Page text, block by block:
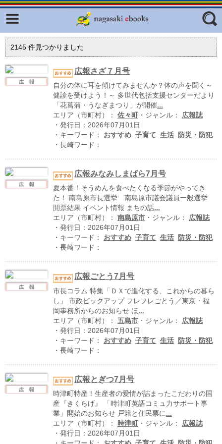
ジャンル
エリア
2145件見つかりました
広報さざ７月号
自分の体に耳を傾けてみませんか？体の声を聞く～
健診を受けよう！～ 多世代包括支援センターだより
「花菖蒲・うなぎまつり」が開催...
エリア（市町村）： 佐々町 ・ジャンル： 広報誌
・発行日：2026年07月01日
・キーワード： おすすめ 子育て 生活
防災・防犯
・長崎ワード：
広報みなみしまばら7月号
夏本番！そうめんを食べたくなる季節がやってき
た！ 南島原市長選挙 南島原市議会議員一般選挙
開票結果 イベント情報 まちの話...
エリア（市町村）： 南島原市・ジャンル： 広報誌
・発行日：2026年07月01日
・キーワード： おすすめ 子育て 生活
防災・防犯
・長崎ワード：
広報ごとう7月号
市長コラム 特集「ＤＸで進化する、これからの暮ら
し」 市政ピックアップ フレフレごとう／東京・福
岡事務所からのお知らせ ほ...
エリア（市町村）： 五島市・ジャンル： 広報誌
・発行日：2026年07月01日
・キーワード： おすすめ 子育て 生活
防災・防犯
・長崎ワード：
広報とぎつ7月号
時津町特産！生産者の愛情が詰まったこだわりの国
産『きくらげ』 「時津町英語コミュ力サポート事
業」開始のお知らせ 戸籍と住民票に ...
エリア（市町村）：
時津町 ・ジャンル： 広報誌
・発行日：2026年07月01日
Facebook
ふくいろキラリプロジェクト
ラリー（TOKYO Brochures）
復興応援企画
はじめてご利用される方へ
広報誌ナビ
長崎と天草地方の潜伏キリシタン
関連遺産
大学・専門学校ナビ
ハイスクールナビ
小・中学校ナビ
ながよebooks
ごとうebooks
おおむらebooks
みなみしまばらebooks
はさみebooks
ながさき市ebooks
さいかいイーブックス
長崎MICE観光マップ